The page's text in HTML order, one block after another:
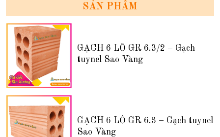
SẢN PHẨM
GẠCH 6 LỖ GR 6.3/2 – Gạch
tuynel Sao Vàng
GẠCH 6 LỖ GR 6.3 – Gạch tuynel
Sao Vàng